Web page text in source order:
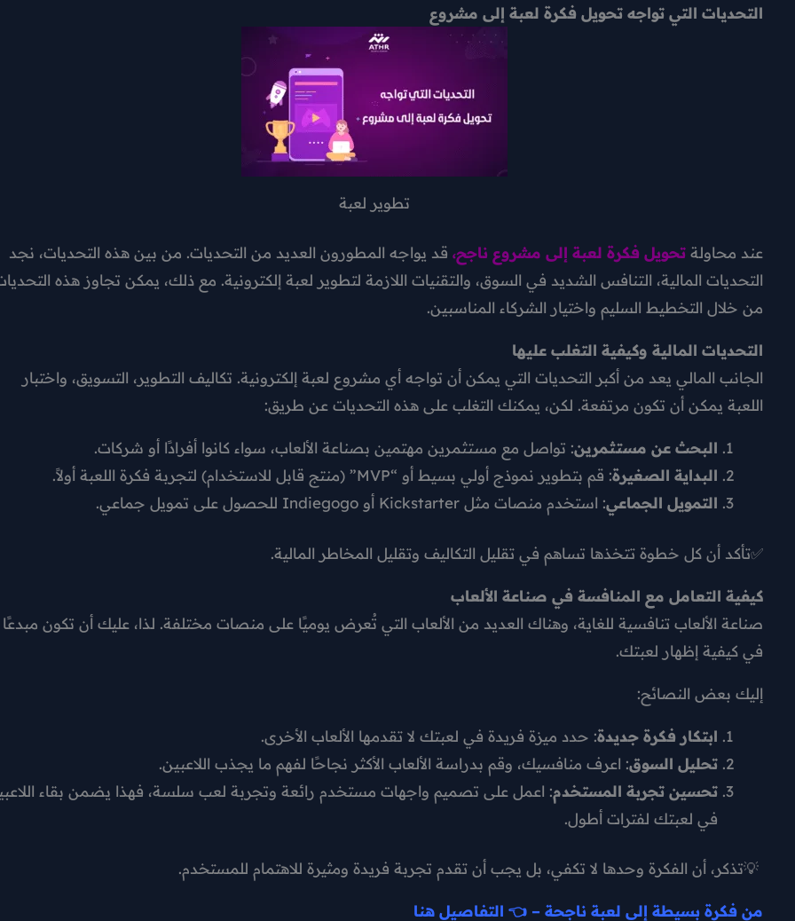
التحديات التي تواجه تحويل فكرة لعبة إلى مشروع
تطوير لعبة
عند محاولة تحويل فكرة لعبة إلى مشروع ناجح، قد يواجه المطورون العديد من التحديات. من بين هذه التحديات، نجد
التحديات المالية، التنافس الشديد في السوق، والتقنيات اللازمة لتطوير لعبة إلكترونية. مع ذلك، يمكن تجاوز هذه
من خلال التخطيط السليم واختيار الشركاء المناسبين.
التحديات المالية وكيفية التغلب عليها
الجانب المالي يعد من أكبر التحديات التي يمكن أن تواجه أي مشروع لعبة إلكترونية. تكاليف التطوير، التسويق، واختبار
اللعبة يمكن أن تكون مرتفعة. لكن، يمكنك التغلب على هذه التحديات عن طريق:
البحث عن مستثمرين: تواصل مع مستثمرين مهتمين بصناعة الألعاب، سواء كانوا أفرادًا أو شركات.
البداية الصغيرة: قم بتطوير نموذج أولي بسيط أو “MVP” (منتج قابل للاستخدام) لتجربة فكرة اللعبة أولاً.
التمويل الجماعي: استخدم منصات مثل Kickstarter أو Indiegogo للحصول على تمويل جماعي.
✅تأكد أن كل خطوة تتخذها تساهم في تقليل التكاليف وتقليل المخاطر المالية.
كيفية التعامل مع المنافسة في صناعة الألعاب
صناعة الألعاب تنافسية للغاية، وهناك العديد من الألعاب التي تُعرض يوميًا على منصات مختلفة. لذا، عليك أن تكون مبدعًا
في كيفية إظهار لعبتك.
إليك بعض النصائح:
ابتكار فكرة جديدة: حدد ميزة فريدة في لعبتك لا تقدمها الألعاب الأخرى.
تحليل السوق: اعرف منافسيك، وقم بدراسة الألعاب الأكثر نجاحًا لفهم ما يجذب اللاعبين.
تحسين تجربة المستخدم: اعمل على تصميم واجهات مستخدم رائعة وتجربة لعب سلسة، فهذا يضمن بقاء
في لعبتك لفترات أطول.
💡تذكر، أن الفكرة وحدها لا تكفي، بل يجب أن تقدم تجربة فريدة ومثيرة للاهتمام للمستخدم.
من فكرة بسيطة إلى لعبة ناجحة – 👈 التفاصيل هنا